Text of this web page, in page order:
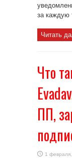
за каждую
Читать
Что
ПП,
1